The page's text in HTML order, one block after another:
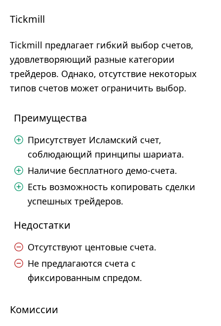
Tickmill
Tickmill предлагает гибкий выбор счетов,
удовлетворяющий разные категории
трейдеров. Однако, отсутствие некоторых
типов счетов может ограничить выбор.
Преимущества
Присутствует Исламский счет,
соблюдающий принципы шариата.
Наличие бесплатного демо-счета.
Есть возможность копировать сделки
успешных трейдеров.
Недостатки
Отсутствуют центовые счета.
Не предлагаются счета с
фиксированным спредом.
Комиссии